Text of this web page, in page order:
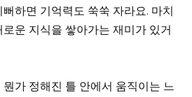
하면 기억력도 쑥쑥 자라요. 마치
운 지식을 쌓아가는 재미가 있거
가 정해진 틀 안에서 움직이는 느